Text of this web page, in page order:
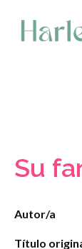
contenido
Su
Autor/a
Título